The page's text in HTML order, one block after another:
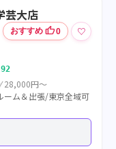
芸大店
おすすめ thumb_up0 ♡
28,000円～
ーム＆出張/東京全域可